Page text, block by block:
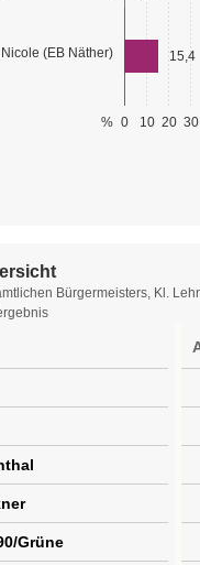
(EB Näther)
0 10 20 30
%
15,4
Bürgermeisters, Kl.
Grüne